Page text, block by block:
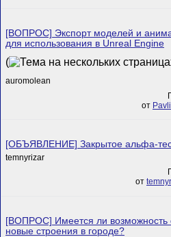
[ВОПРОС] Экспорт моделей и
для использования в Unreal Engine
(
auromolean
от
[ОБЪЯВЛЕНИЕ] Закрытое альфа-
temnyrizar
от
[ВОПРОС] Имеется ли возможность
новые строения в городе?